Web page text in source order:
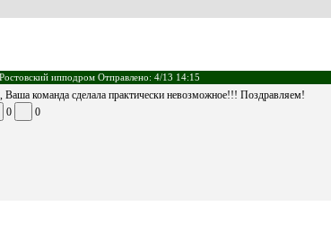
ипподром Отправлено: 4/13 14:15
Ваша команда сделала практически невозможное!!! Поздравляем!
0
0